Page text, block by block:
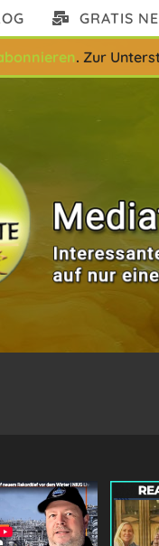
GRATIS
. Zur